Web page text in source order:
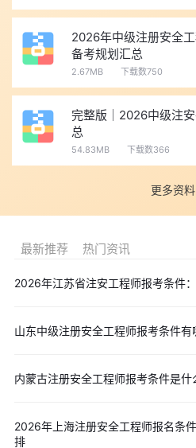
2026年中级注册安全
备考规划汇总
2.67MB 下载数750
完整版｜2026中级注
总
54.83MB 下载数366
更多资
最新推荐 热门资讯
2026年江苏省注安工程师报考条件
山东中级注册安全工程师报考条件
内蒙古注册安全工程师报考条件是
2026年上海注册安全工程师报名条
排